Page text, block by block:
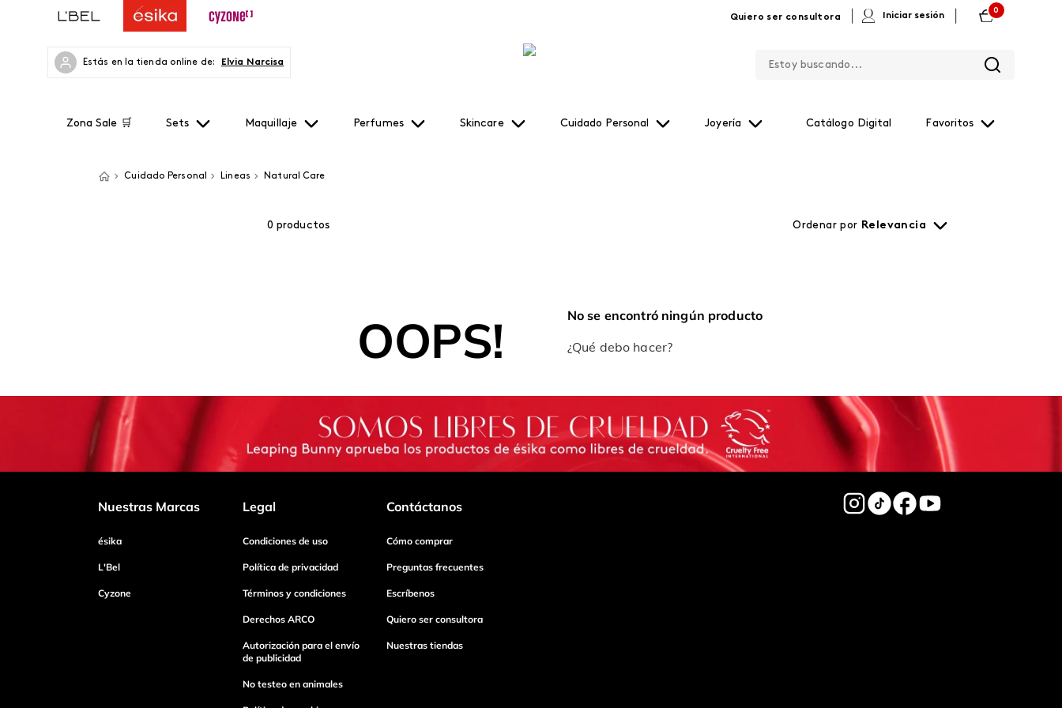
Quiero ser consultora Iniciar sesión
0
Estás en la tienda online de: Elvia Narcisa
Zona Sale 🛒 Sets Maquillaje Perfumes Skincare Cuidado Personal Joyería Catálogo Digital Favoritos
Cuidado Personal Lineas Natural Care
0 productos Ordenar por Relevancia
OOPS!
No se encontró ningún producto
¿Qué debo hacer?
Nuestras Marcas
ésika
L'Bel
Cyzone
Legal
Condiciones de uso
Política de privacidad
Términos y condiciones
Derechos ARCO
Autorización para el envío
de publicidad
No testeo en animales
Contáctanos
Cómo comprar
Preguntas frecuentes
Escríbenos
Quiero ser consultora
Nuestras tiendas